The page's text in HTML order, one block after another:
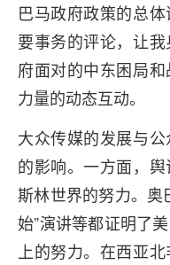
巴马政府政策的总
要事务的评论，让
府面对的中东困局
力量的动态互动。
大众传媒的发展与
的影响。一方面，
斯林世界的努力。奥
始”演讲等都证明了
上的努力。在西亚